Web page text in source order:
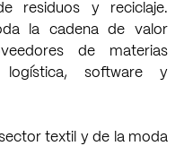
residuos y reciclaje.
la cadena de valor
de materias
logística, software y
textil y de la moda